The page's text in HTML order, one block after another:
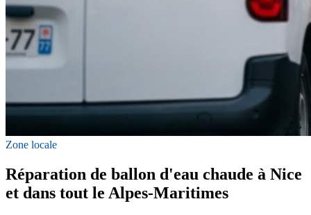
Zone locale
Réparation de ballon d'eau chaude à Nice
et dans tout le Alpes-Maritimes